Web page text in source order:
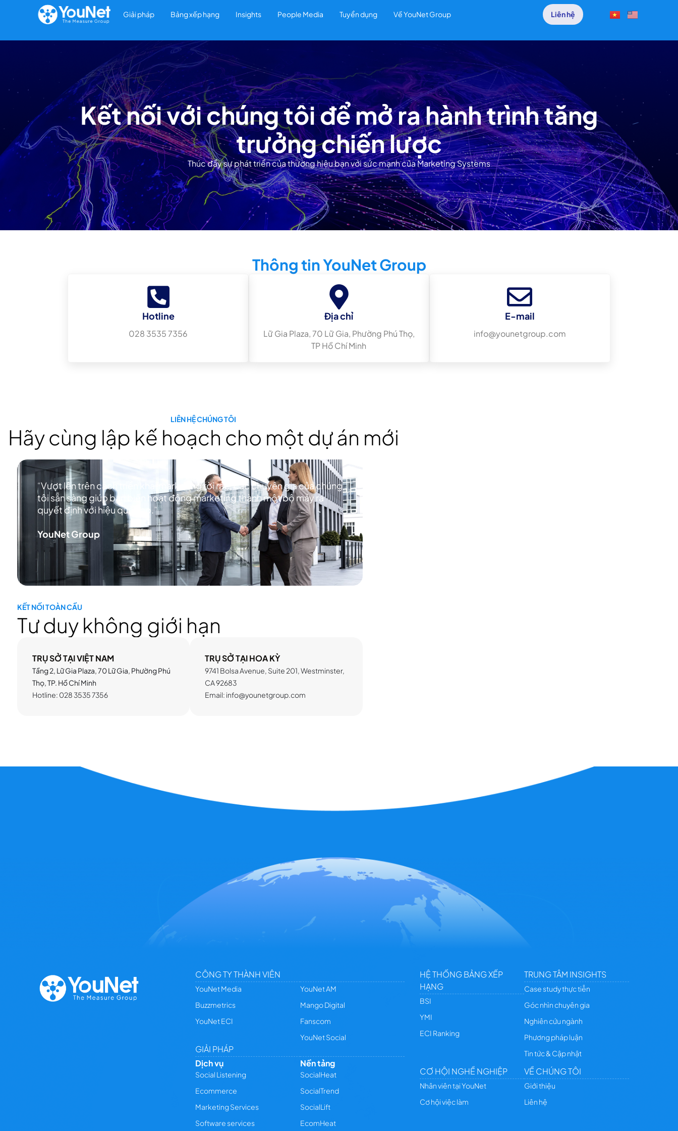
Giải pháp Bảng xếp hạng Insights People Media Tuyển dụng Về YouNet Group Liên hệ
Kết nối với chúng tôi để mở ra hành trình tăng
trưởng chiến lược
Thúc đẩy sự phát triển của thương hiệu bạn với sức mạnh của Marketing Systems
Thông tin YouNet Group
Hotline
028 3535 7356
Địa chỉ
Lữ Gia Plaza, 70 Lữ Gia, Phường Phú Thọ,
TP Hồ Chí Minh
E-mail
info@younetgroup.com
LIÊN HỆ CHÚNG TÔI
Hãy cùng lập kế hoạch cho một dự án mới
“Vượt lên trên cách triển khai marketing rời rạc, các chuyên gia của chúng
tôi sẵn sàng giúp bạn biến hoạt động marketing thành một bộ máy ra
quyết định với hiệu quả cao.”
YouNet Group
KẾT NỐI TOÀN CẦU
Tư duy không giới hạn
TRỤ SỞ TẠI VIỆT NAM
Tầng 2, Lữ Gia Plaza, 70 Lữ Gia, Phường Phú
Thọ, TP. Hồ Chí Minh
Hotline: 028 3535 7356
TRỤ SỞ TẠI HOA KỲ
9741 Bolsa Avenue, Suite 201, Westminster,
CA 92683
Email: info@younetgroup.com
CÔNG TY THÀNH VIÊN
YouNet Media
Buzzmetrics
YouNet ECI
YouNet AM
Mango Digital
Fanscom
YouNet Social
GIẢI PHÁP
Dịch vụ
Social Listening
Ecommerce
Marketing Services
Software services
Nền tảng
SocialHeat
SocialTrend
SocialLift
EcomHeat
HỆ THỐNG BẢNG XẾP
HẠNG
BSI
YMI
ECI Ranking
TRUNG TÂM INSIGHTS
Case study thực tiễn
Góc nhìn chuyên gia
Nghiên cứu ngành
Phương pháp luận
Tin tức & Cập nhật
CƠ HỘI NGHỀ NGHIỆP
Nhân viên tại YouNet
Cơ hội việc làm
VỀ CHÚNG TÔI
Giới thiệu
Liên hệ